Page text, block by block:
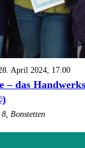
April 2024, 17:00
– das
8, Bonstetten